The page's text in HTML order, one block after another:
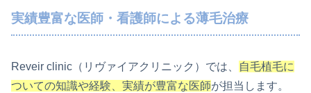
実績豊富な医師・看護師による薄毛治療
Reveir clinic（リヴァイアクリニック）では、
自毛植毛に
ついての知識や経験、実績が豊富な医師が担当します。